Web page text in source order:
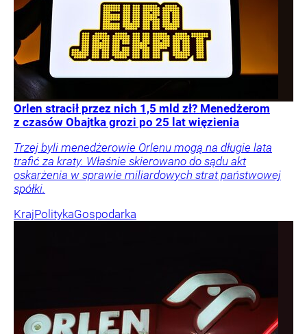
Orlen stracił przez nich 1,5 mld zł? Menedżerom
z czasów Obajtka grozi po 25 lat więzienia
Trzej byli menedżerowie Orlenu mogą na długie lata
trafić za kraty. Właśnie skierowano do sądu akt
oskarżenia w sprawie miliardowych strat państwowej
spółki.
KrajPolitykaGospodarka